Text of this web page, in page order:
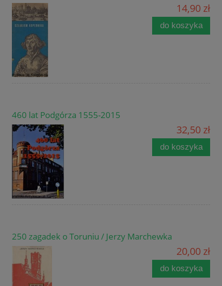
14,90 zł
do koszyka
460 lat Podgórza 1555-2015
32,50 zł
do koszyka
250 zagadek o Toruniu / Jerzy Marchewka
20,00 zł
do koszyka